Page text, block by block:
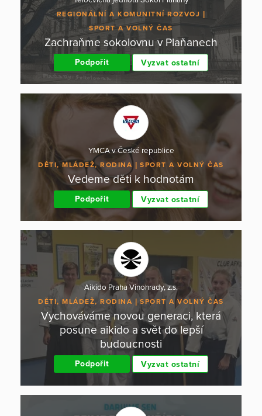
REGIONÁLNÍ A KOMUNITNÍ ROZVOJ
SPORT A VOLNÝ ČAS
Zachraňme sokolovnu v Plaňanech
Podpořit Vyzvat ostatní
YMCA v České republice
DĚTI, MLÁDEŽ, RODINA SPORT A VOLNÝ ČAS
Vedeme děti k hodnotám
Podpořit Vyzvat ostatní
Aikido Praha Vinohrady, z.s.
DĚTI, MLÁDEŽ, RODINA SPORT A VOLNÝ ČAS
Vychováváme novou generaci, která
posune aikido a svět do lepší
budoucnosti
Podpořit Vyzvat ostatní